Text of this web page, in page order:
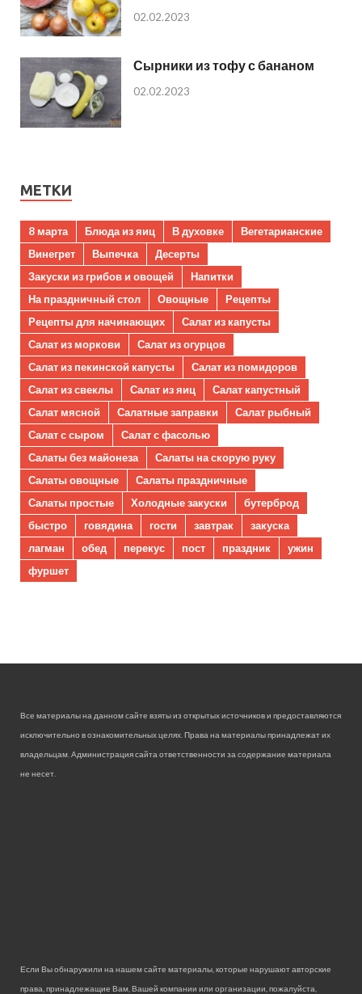
02.02.2023
Сырники из тофу с бананом
02.02.2023
МЕТКИ
8 марта Блюда из яиц В духовке
Вегетарианские
Винегрет
Выпечка
Десерты
Закуски из грибов и овощей
Напитки
На праздничный стол
Овощные
Рецепты
Рецепты для начинающих
Салат из капусты
Салат из моркови
Салат из огурцов
Салат из пекинской капусты
Салат из помидоров
Салат из свеклы
Салат из яиц
Салат капустный
Салат мясной
Салатные заправки
Салат рыбный
Салат с сыром
Салат с фасолью
Салаты без майонеза
Салаты на скорую руку
Салаты овощные
Салаты праздничные
Салаты простые
Холодные закуски
бутерброд
быстро
говядина гости завтрак
закуска
лагман
обед перекус пост праздник
ужин
фуршет
Все материалы на данном сайте взяты из открытых источников и предоставляются
исключительно в ознакомительных целях. Права на материалы принадлежат их
владельцам. Администрация сайта ответственности за содержание материала
не несет.
Если Вы обнаружили на нашем сайте материалы, которые нарушают авторские
права, принадлежащие Вам, Вашей компании или организации, пожалуйста,